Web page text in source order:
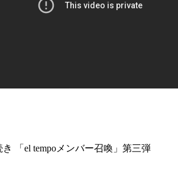
「el tempoメンバー召喚」第三弾